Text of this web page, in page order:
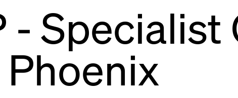
- Specialist